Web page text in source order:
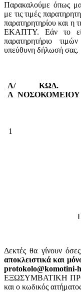
Παρακαλούμε όπως
με τις τιμές
παρατηρητηρίου και η
ΕΚΑΠΤΥ. Εάν το
παρατηρητήριο
υπεύθυνη δήλωσή σας.
Α/
Α
ΚΩΔ.
ΝΟΣΟΚΟΜΕΙΟΥ
1
Δεκτές θα γίνουν
αποκλειστικά και
protokolo@komotini-
ΕΞΩΣΥΜΒΑΤΙΚΗ
και ο κωδικός